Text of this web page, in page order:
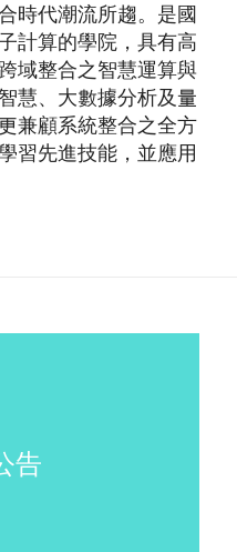
時代潮流所趨。是國
計算的學院，具有高
域整合之智慧運算與
慧、大數據分析及量
兼顧系統整合之全方
習先進技能，並應用
告